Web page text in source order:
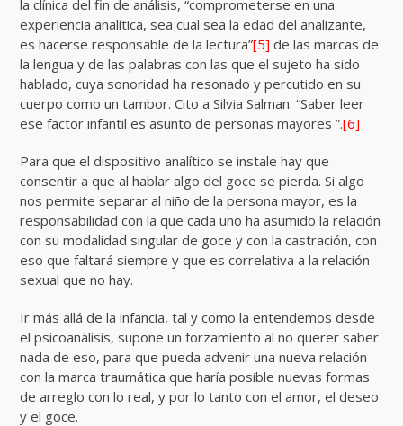
la clínica del fin de análisis, “comprometerse en una
experiencia analítica, sea cual sea la edad del analizante,
es hacerse responsable de la lectura”[5] de las marcas de
la lengua y de las palabras con las que el sujeto ha sido
hablado, cuya sonoridad ha resonado y percutido en su
cuerpo como un tambor. Cito a Silvia Salman: “Saber leer
ese factor infantil es asunto de personas mayores ”.[6]
Para que el dispositivo analítico se instale hay que
consentir a que al hablar algo del goce se pierda. Si algo
nos permite separar al niño de la persona mayor, es la
responsabilidad con la que cada uno ha asumido la relación
con su modalidad singular de goce y con la castración, con
eso que faltará siempre y que es correlativa a la relación
sexual que no hay.
Ir más allá de la infancia, tal y como la entendemos desde
el psicoanálisis, supone un forzamiento al no querer saber
nada de eso, para que pueda advenir una nueva relación
con la marca traumática que haría posible nuevas formas
de arreglo con lo real, y por lo tanto con el amor, el deseo
y el goce.